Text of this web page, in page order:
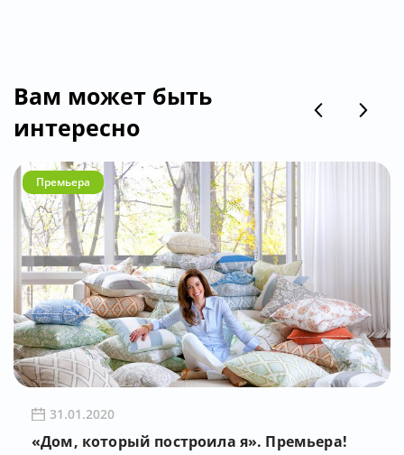
Вам может быть
интересно
Премьера
31.01.2020
«Дом, который построила я». Премьера!